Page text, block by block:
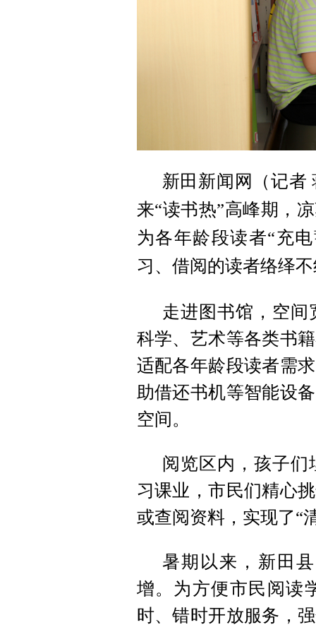
新田新闻网（记者
来“读书热”高峰期，
为各年龄段读者“充
习、借阅的读者络绎
走进图书馆，空
科学、艺术等各类书
适配各年龄段读者需
助借还书机等智能设
空间。
阅览区内，孩子
习课业，市民们精心
或查阅资料，实现了“
暑期以来，新田
增。为方便市民阅读
时、错时开放服务，